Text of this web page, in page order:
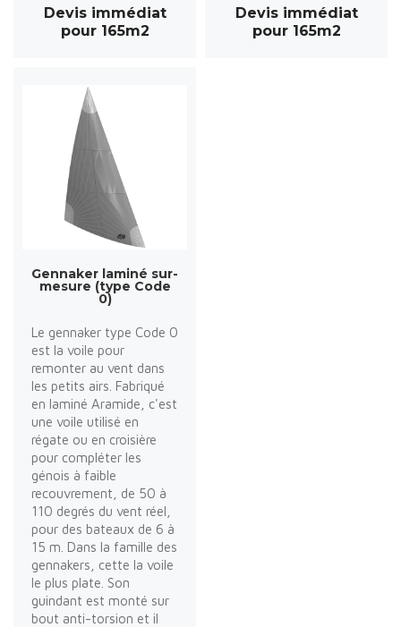
Devis immédiat
pour 165m2
Devis immédiat
pour 165m2
Gennaker laminé sur-
mesure (type Code
0)
Le gennaker type Code 0
est la voile pour
remonter au vent dans
les petits airs. Fabriqué
en laminé Aramide, c'est
une voile utilisé en
régate ou en croisière
pour compléter les
génois à faible
recouvrement, de 50 à
110 degrés du vent réel,
pour des bateaux de 6 à
15 m. Dans la famille des
gennakers, cette la voile
le plus plate. Son
guindant est monté sur
bout anti-torsion et il